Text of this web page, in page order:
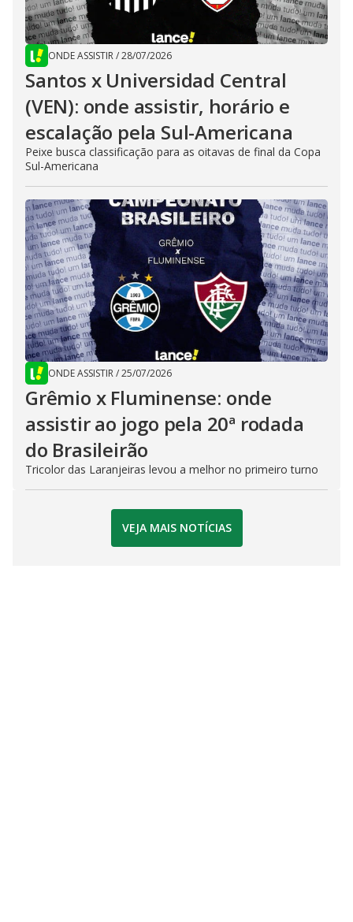
ONDE ASSISTIR/28/07/2026
Santos x Universidad Central
(VEN): onde assistir, horário e
escalação pela Sul-Americana
Peixe busca classificação para as oitavas de final da Copa
Sul-Americana
ONDE ASSISTIR/25/07/2026
Grêmio x Fluminense: onde
assistir ao jogo pela 20ª rodada
do Brasileirão
Tricolor das Laranjeiras levou a melhor no primeiro turno
VEJA MAIS NOTÍCIAS